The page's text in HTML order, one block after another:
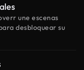
une escenas
desbloquear su